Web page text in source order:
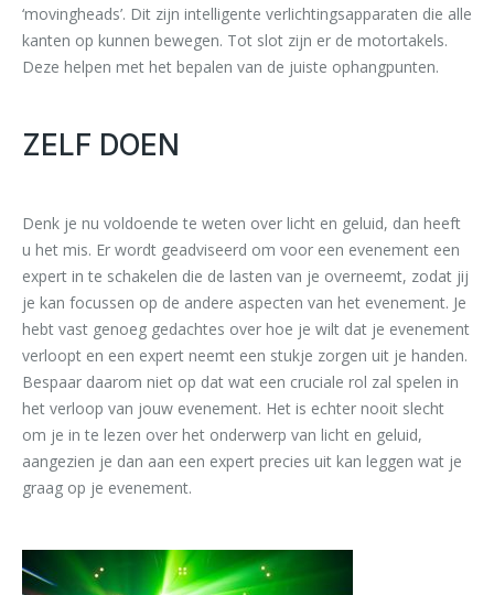
‘movingheads’. Dit zijn intelligente verlichtingsapparaten die alle
kanten op kunnen bewegen. Tot slot zijn er de motortakels.
Deze helpen met het bepalen van de juiste ophangpunten.
ZELF DOEN
Denk je nu voldoende te weten over licht en geluid, dan heeft
u het mis. Er wordt geadviseerd om voor een evenement een
expert in te schakelen die de lasten van je overneemt, zodat jij
je kan focussen op de andere aspecten van het evenement. Je
hebt vast genoeg gedachtes over hoe je wilt dat je evenement
verloopt en een expert neemt een stukje zorgen uit je handen.
Bespaar daarom niet op dat wat een cruciale rol zal spelen in
het verloop van jouw evenement. Het is echter nooit slecht
om je in te lezen over het onderwerp van licht en geluid,
aangezien je dan aan een expert precies uit kan leggen wat je
graag op je evenement.